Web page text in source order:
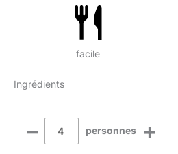
facile
Ingrédients
– personnes +